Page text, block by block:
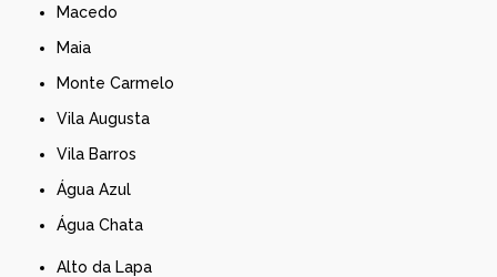
Macedo
Maia
Monte Carmelo
Vila Augusta
Vila Barros
Água Azul
Água Chata
Alto da Lapa